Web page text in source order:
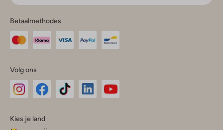
Betaalmethodes
Volg ons
InstagramFacebook
Kies je land